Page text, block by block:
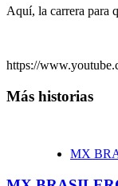
Aquí, la carrera para
https://
Más historias
MX